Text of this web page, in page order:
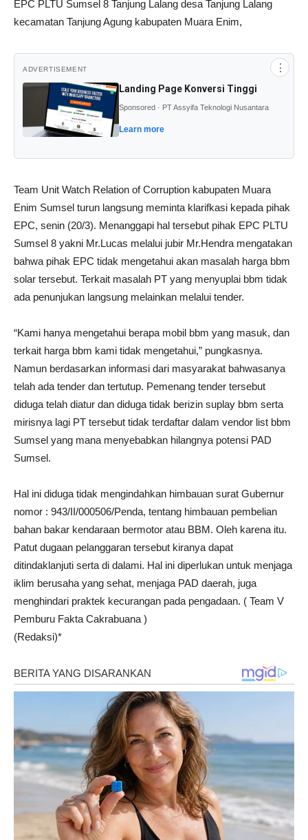
EPC PLTU Sumsel 8 Tanjung Lalang desa Tanjung Lalang
kecamatan Tanjung Agung kabupaten Muara Enim,
ADVERTISEMENT ⋮
Landing Page Konversi Tinggi
Sponsored · PT Assyifa Teknologi Nusantara
Learn more
Team Unit Watch Relation of Corruption kabupaten Muara
Enim Sumsel turun langsung meminta klarifkasi kepada pihak
EPC, senin (20/3). Menanggapi hal tersebut pihak EPC PLTU
Sumsel 8 yakni Mr.Lucas melalui jubir Mr.Hendra mengatakan
bahwa pihak EPC tidak mengetahui akan masalah harga bbm
solar tersebut. Terkait masalah PT yang menyuplai bbm tidak
ada penunjukan langsung melainkan melalui tender.
“Kami hanya mengetahui berapa mobil bbm yang masuk, dan
terkait harga bbm kami tidak mengetahui,” pungkasnya.
Namun berdasarkan informasi dari masyarakat bahwasanya
telah ada tender dan tertutup. Pemenang tender tersebut
diduga telah diatur dan diduga tidak berizin suplay bbm serta
mirisnya lagi PT tersebut tidak terdaftar dalam vendor list bbm
Sumsel yang mana menyebabkan hilangnya potensi PAD
Sumsel.
Hal ini diduga tidak mengindahkan himbauan surat Gubernur
nomor : 943/II/000506/Penda, tentang himbauan pembelian
bahan bakar kendaraan bermotor atau BBM. Oleh karena itu.
Patut dugaan pelanggaran tersebut kiranya dapat
ditindaklanjuti serta di dalami. Hal ini diperlukan untuk menjaga
iklim berusaha yang sehat, menjaga PAD daerah, juga
menghindari praktek kecurangan pada pengadaan. ( Team V
Pemburu Fakta Cakrabuana )
(Redaksi)*